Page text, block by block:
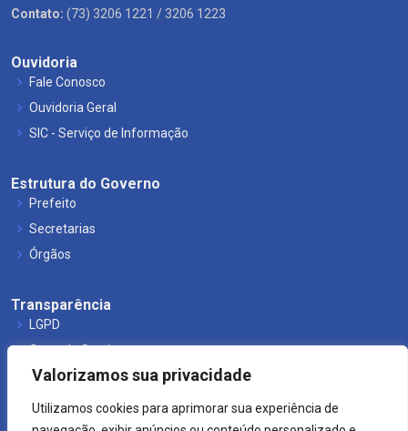
Valorizamos sua privacidade
Utilizamos cookies para aprimorar sua experiência de
Contato: (73) 3206 1221 / 3206 1223
Ouvidoria
Fale Conosco
Ouvidoria Geral
SIC - Serviço de Informação
Estrutura do Governo
Prefeito
Secretarias
Órgãos
Transparência
LGPD
Carta de Serviços
Leis Municipais